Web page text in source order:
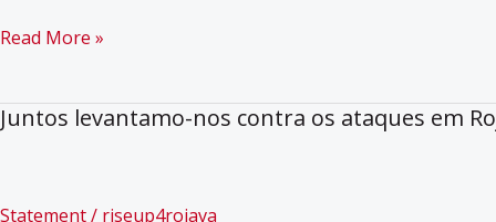
DE
TURCOS
EN
ΣΤΑΘΕΊΤΕ
–
ΞΕΣΗΚΩΘΕΊΤΕ
Read More »
Juntos levantamo-nos contra os ataques em
Statement/ riseup4rojava